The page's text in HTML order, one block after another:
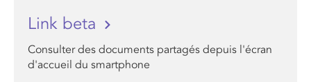
Link beta
Consulter des documents partagés depuis l'écran
d'accueil du smartphone